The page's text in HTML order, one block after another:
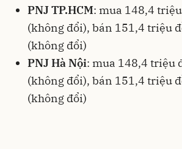
PNJ TP.HCM: mua 148,4
(không đổi), bán 151,4 triệu
(không đổi)
PNJ Hà Nội: mua 148,4 triệu
(không đổi), bán 151,4 triệu
(không đổi)